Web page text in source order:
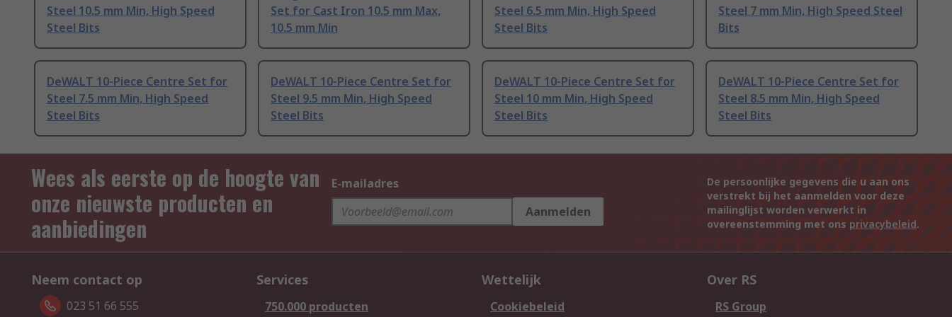
Steel 10.5 mm Min, High Speed
Steel Bits
Set for Cast Iron 10.5 mm Max,
10.5 mm Min
Steel 6.5 mm Min, High Speed
Steel Bits
Steel 7 mm Min, High Speed Steel
Bits
DeWALT 10-Piece Centre Set for
Steel 7.5 mm Min, High Speed
Steel Bits
DeWALT 10-Piece Centre Set for
Steel 9.5 mm Min, High Speed
Steel Bits
DeWALT 10-Piece Centre Set for
Steel 10 mm Min, High Speed
Steel Bits
DeWALT 10-Piece Centre Set for
Steel 8.5 mm Min, High Speed
Steel Bits
Wees als eerste op de hoogte van
onze nieuwste producten en
aanbiedingen
E-mailadres
Aanmelden
De persoonlijke gegevens die u aan ons
verstrekt bij het aanmelden voor deze
mailinglijst worden verwerkt in
overeenstemming met ons privacybeleid.
Neem contact op
023 51 66 555
Services
750.000 producten
Wettelijk
Cookiebeleid
Over RS
RS Group